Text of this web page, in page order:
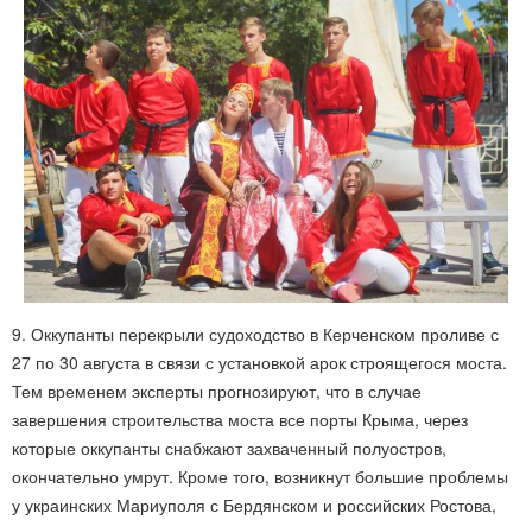
9. Оккупанты перекрыли судоходство в Керченском проливе с
27 по 30 августа в связи с установкой арок строящегося моста.
Тем временем эксперты прогнозируют, что в случае
завершения строительства моста все порты Крыма, через
которые оккупанты снабжают захваченный полуостров,
окончательно умрут. Кроме того, возникнут большие проблемы
у украинских Мариуполя с Бердянском и российских Ростова,